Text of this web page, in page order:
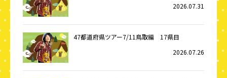
2026.07.31
47都道府県ツアー7/11鳥取編 17県目
2026.07.26